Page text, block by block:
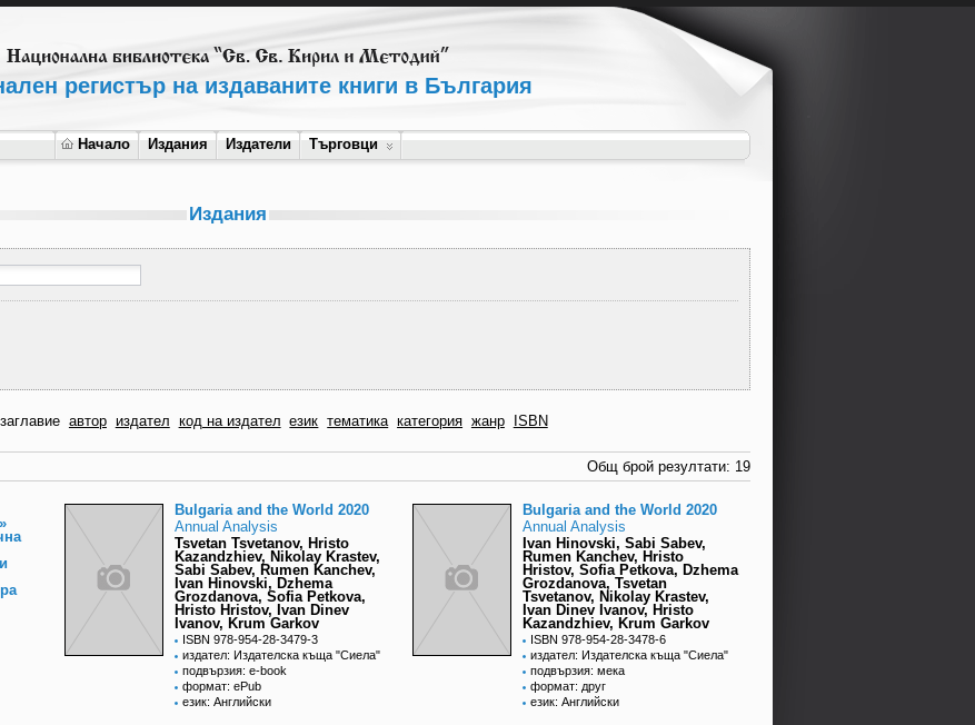
регистър на издаваните книги в България
Начало Издания Издатели Търговци
Издания
заглавие автор издател код на издател език тематика категория жанр ISBN
Общ брой резултати: 19
Bulgaria and the World 2020
Annual Analysis
Tsvetan Tsvetanov, Hristo
Kazandzhiev, Nikolay Krastev,
Sabi Sabev, Rumen Kanchev,
Ivan Hinovski, Dzhema
Grozdanova, Sofia Petkova,
Hristo Hristov, Ivan Dinev
Ivanov, Krum Garkov
ISBN 978-954-28-3479-3
издател: Издателска къща "Сиела"
подвързия: e-book
формат: ePub
език: Английски
Bulgaria and the World 2020
Annual Analysis
Ivan Hinovski, Sabi Sabev,
Rumen Kanchev, Hristo
Hristov, Sofia Petkova, Dzhema
Grozdanova, Tsvetan
Tsvetanov, Nikolay Krastev,
Ivan Dinev Ivanov, Hristo
Kazandzhiev, Krum Garkov
ISBN 978-954-28-3478-6
издател: Издателска къща "Сиела"
подвързия: мека
формат: друг
език: Английски